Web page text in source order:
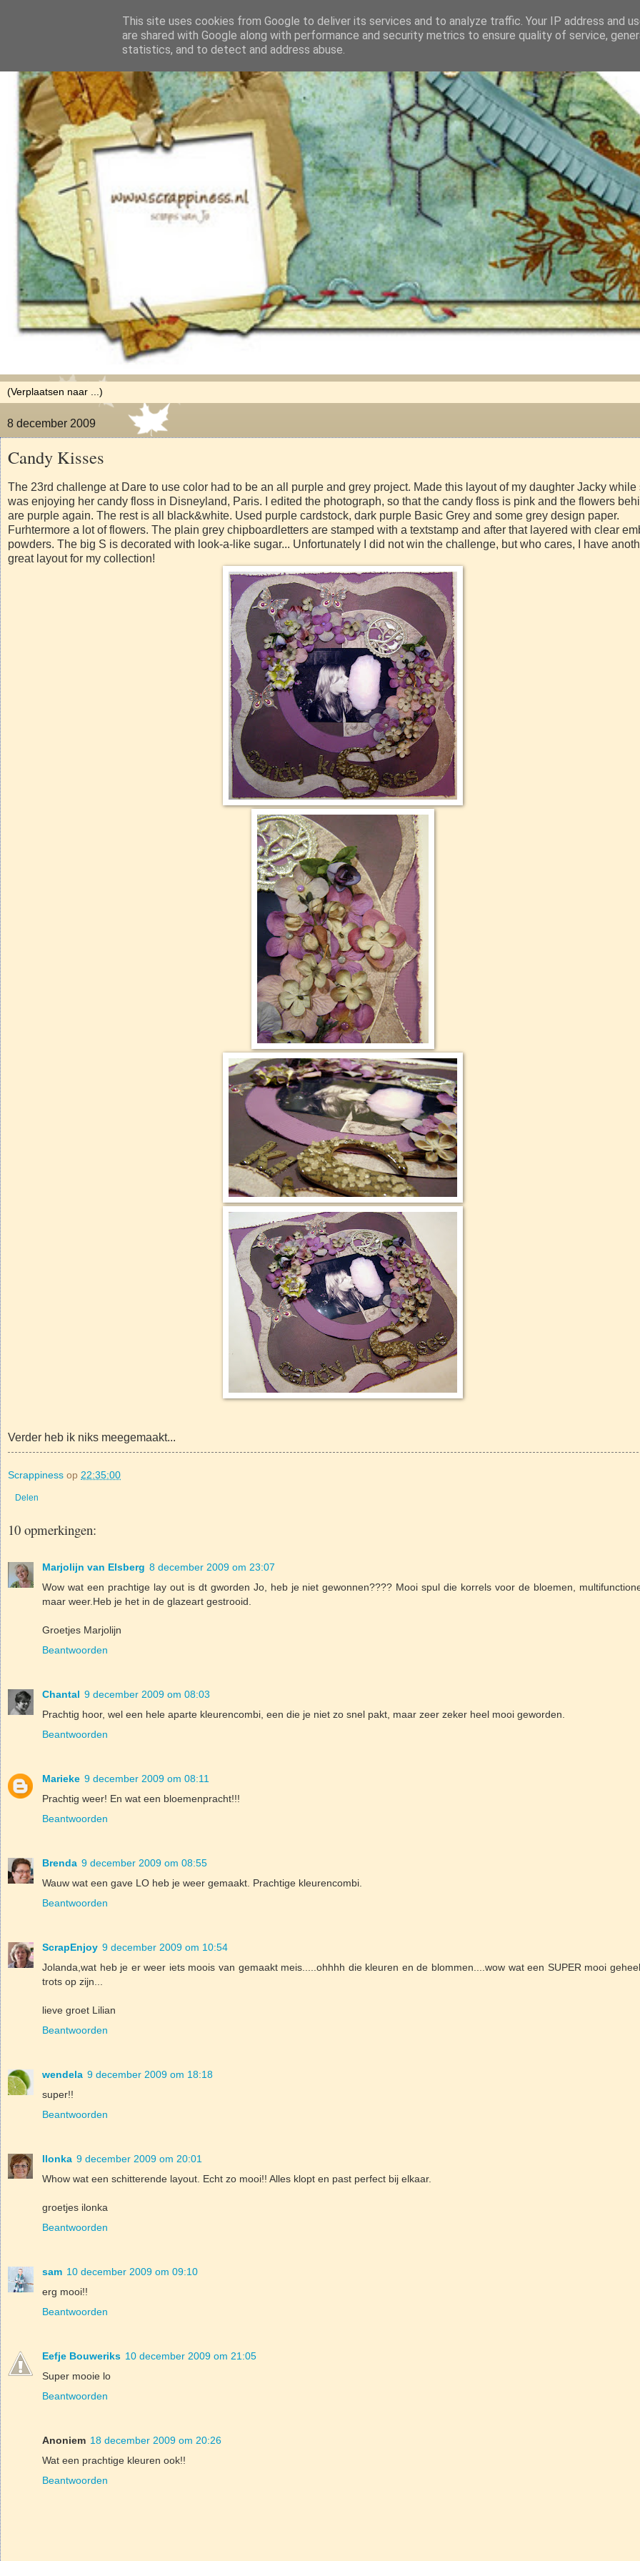
8 december 2009
Candy Kisses
The 23rd challenge at Dare to use color had to be an all purple and grey project. Made this layout of my daughter Jacky while
was enjoying her candy floss in Disneyland, Paris. I edited the photograph, so that the candy floss is pink and the flowers
are purple again. The rest is all black&white. Used purple cardstock, dark purple Basic Grey and some grey design paper.
Furhtermore a lot of flowers. The plain grey chipboardletters are stamped with a textstamp and after that layered with clear
powders. The big S is decorated with look-a-like sugar... Unfortunately I did not win the challenge, but who cares, I have
great layout for my collection!
Verder heb ik niks meegemaakt...
Scrappiness op 22:35:00
Delen
10 opmerkingen:
Marjolijn van Elsberg 8 december 2009 om 23:07
Wow wat een prachtige lay out is dt gworden Jo, heb je niet gewonnen???? Mooi spul die korrels voor de bloemen,
maar weer.Heb je het in de glazeart gestrooid.
Groetjes Marjolijn
Beantwoorden
Chantal 9 december 2009 om 08:03
Prachtig hoor, wel een hele aparte kleurencombi, een die je niet zo snel pakt, maar zeer zeker heel mooi geworden.
Beantwoorden
Marieke 9 december 2009 om 08:11
Prachtig weer! En wat een bloemenpracht!!!
Beantwoorden
Brenda 9 december 2009 om 08:55
Wauw wat een gave LO heb je weer gemaakt. Prachtige kleurencombi.
Beantwoorden
ScrapEnjoy 9 december 2009 om 10:54
Jolanda,wat heb je er weer iets moois van gemaakt meis.....ohhhh die kleuren en de blommen....wow wat een SUPER mooi
trots op zijn...
lieve groet Lilian
Beantwoorden
wendela 9 december 2009 om 18:18
super!!
Beantwoorden
Ilonka 9 december 2009 om 20:01
Whow wat een schitterende layout. Echt zo mooi!! Alles klopt en past perfect bij elkaar.
groetjes ilonka
Beantwoorden
sam 10 december 2009 om 09:10
erg mooi!!
Beantwoorden
Eefje Bouweriks 10 december 2009 om 21:05
Super mooie lo
Beantwoorden
Anoniem 18 december 2009 om 20:26
Wat een prachtige kleuren ook!!
Beantwoorden
This site uses cookies from Google to deliver its services and to analyze traffic. Your IP address and
are shared with Google along with performance and security metrics to ensure quality of service,
statistics, and to detect and address abuse.